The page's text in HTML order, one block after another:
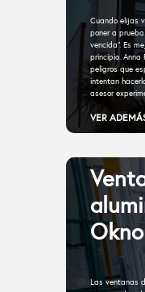
Cuando elijas
poner a
vencida“. Es
principio. Anna
peligros que
intentan
asesor
VER
Las ventanas